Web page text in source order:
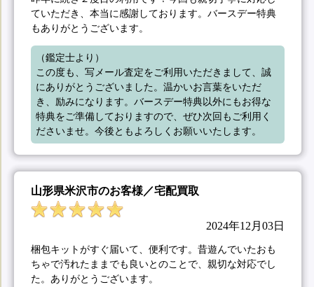
ていただき、本当に感謝しております。バースデー特典
もありがとうございます。
（鑑定士より）
この度も、写メール査定をご利用いただきまして、誠
にありがとうございました。温かいお言葉をいただ
き、励みになります。バースデー特典以外にもお得な
特典をご準備しておりますので、ぜひ次回もご利用く
ださいませ。今後ともよろしくお願いいたします。
山形県米沢市のお客様／宅配買取
2024年12月03日
梱包キットがすぐ届いて、便利です。昔遊んでいたおも
ちゃで汚れたままでも良いとのことで、親切な対応でし
た。ありがとうございます。